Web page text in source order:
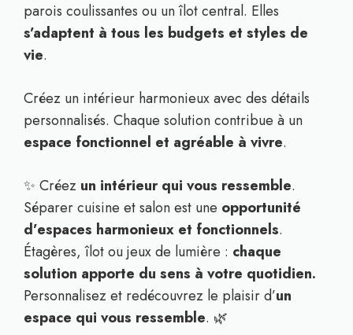
parois coulissantes ou un îlot central. Elles
s’adaptent à tous les budgets et styles de
vie.
Créez un intérieur harmonieux avec des détails
personnalisés. Chaque solution contribue à un
espace fonctionnel et agréable à vivre.
✨ Créez un intérieur qui vous ressemble.
Séparer cuisine et salon est une opportunité
d’espaces harmonieux et fonctionnels.
Étagères, îlot ou jeux de lumière : chaque
solution apporte du sens à votre quotidien.
Personnalisez et redécouvrez le plaisir d’un
espace qui vous ressemble. 🌿